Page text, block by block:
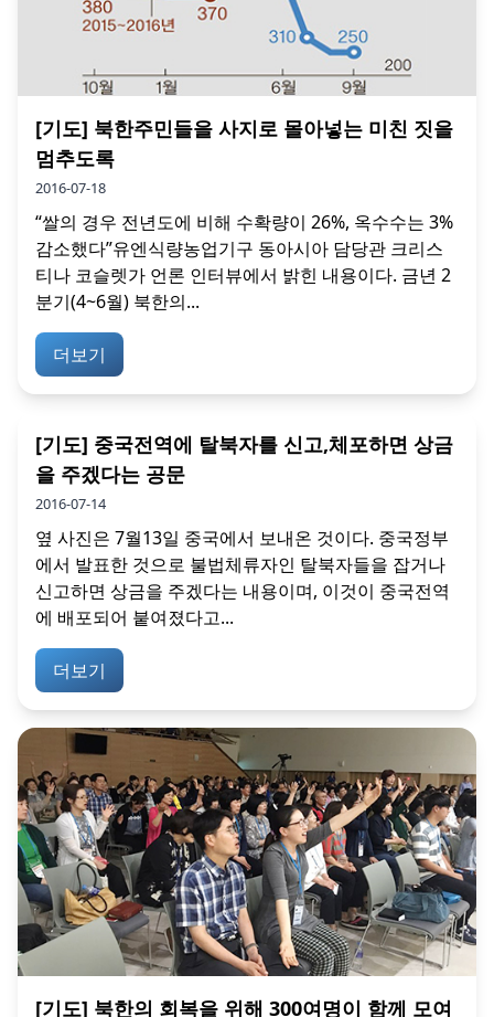
[기도] 북한주민들을 사지로 몰아넣는 미친 짓을
멈추도록
2016-07-18
“쌀의 경우 전년도에 비해 수확량이 26%, 옥수수는 3%
감소했다”유엔식량농업기구 동아시아 담당관 크리스
티나 코슬렛가 언론 인터뷰에서 밝힌 내용이다. 금년 2
분기(4~6월) 북한의...
더보기
[기도] 중국전역에 탈북자를 신고,체포하면 상금
을 주겠다는 공문
2016-07-14
옆 사진은 7월13일 중국에서 보내온 것이다. 중국정부
에서 발표한 것으로 불법체류자인 탈북자들을 잡거나
신고하면 상금을 주겠다는 내용이며, 이것이 중국전역
에 배포되어 붙여졌다고...
더보기
[기도] 북한의 회복을 위해 300여명이 함께 모여